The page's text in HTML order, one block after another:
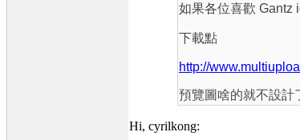
如果各位喜歡 Gantz
下載點
http://
預覽圖啥的就不設
Hi, cyrilkong: